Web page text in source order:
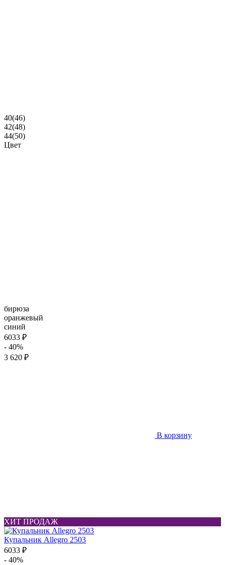
40(46)
42(48)
44(50)
Цвет
бирюза
оранжевый
синий
6033 ₽
- 40%
3 620 ₽
В корзину
ХИТ ПРОДАЖ
Купальник Allegro 2503
6033 ₽
- 40%